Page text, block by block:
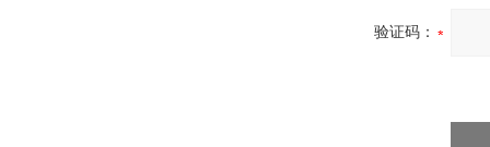
验证码：